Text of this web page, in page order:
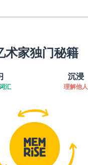
术家独门秘籍
汇
沉浸
理解他人